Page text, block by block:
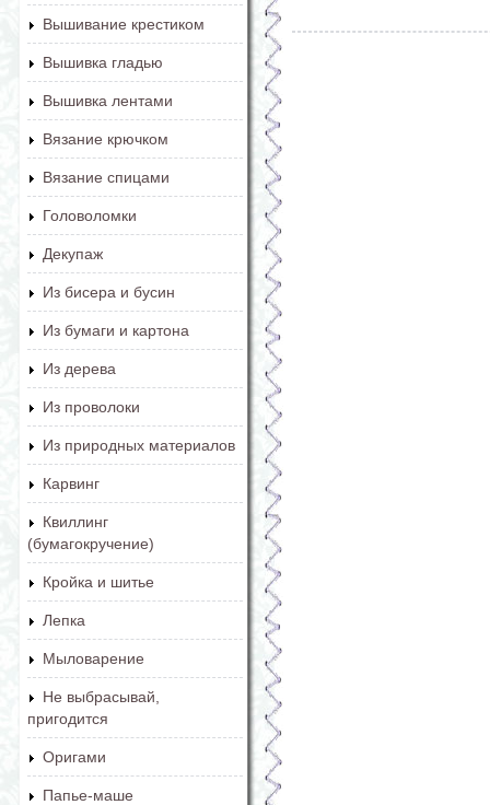
Вышивание крестиком
Вышивка гладью
Вышивка лентами
Вязание крючком
Вязание спицами
Головоломки
Декупаж
Из бисера и бусин
Из бумаги и картона
Из дерева
Из проволоки
Из природных материалов
Карвинг
Квиллинг
(бумагокручение)
Кройка и шитье
Лепка
Мыловарение
Не выбрасывай,
пригодится
Оригами
Папье-маше